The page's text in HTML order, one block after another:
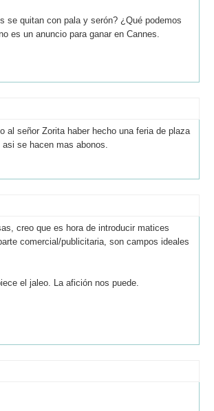
se quitan con pala y serón? ¿Qué podemos
es un anuncio para ganar en Cannes.
al señor Zorita haber hecho una feria de plaza
se hacen mas abonos.
creo que es hora de introducir matices
comercial/publicitaria, son campos ideales
el jaleo. La afición nos puede.